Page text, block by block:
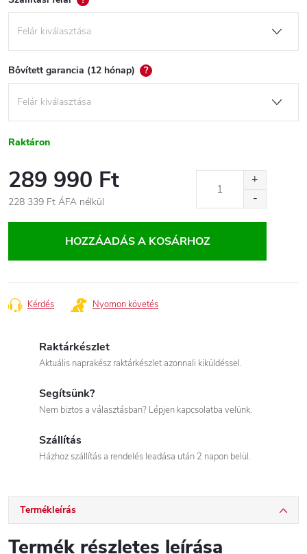
Bővített garancia (12 hónap) ?
Raktáron
289 990 Ft
228 339 Ft ÁFA nélkül
HOZZÁADÁS A KOSÁRHOZ
Kérdés Nyomon követés
Raktárkészlet
Aktuális naprakész raktárkészlet azonnali kiküldéssel.
Segítsünk?
Nem biztos a választásban? Lépjen kapcsolatba velünk.
Szállítás
Házhoz szállítás a rendelés leadása után 2 napon belül.
Termékleírás
Termék részletes leírása